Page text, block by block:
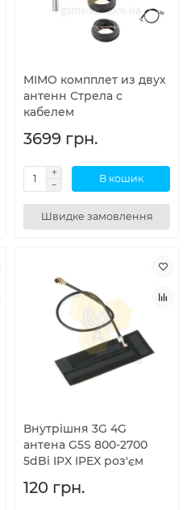
MIMO компплет из двух
антенн Стрела с
кабелем
3699 грн.
В кошик
Швидке замовлення
Внутрішня 3G 4G
антена G5S 800-2700
5dBi IPX IPEX роз'єм
120 грн.